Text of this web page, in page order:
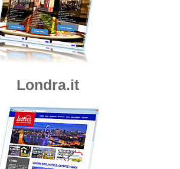
Londra.it